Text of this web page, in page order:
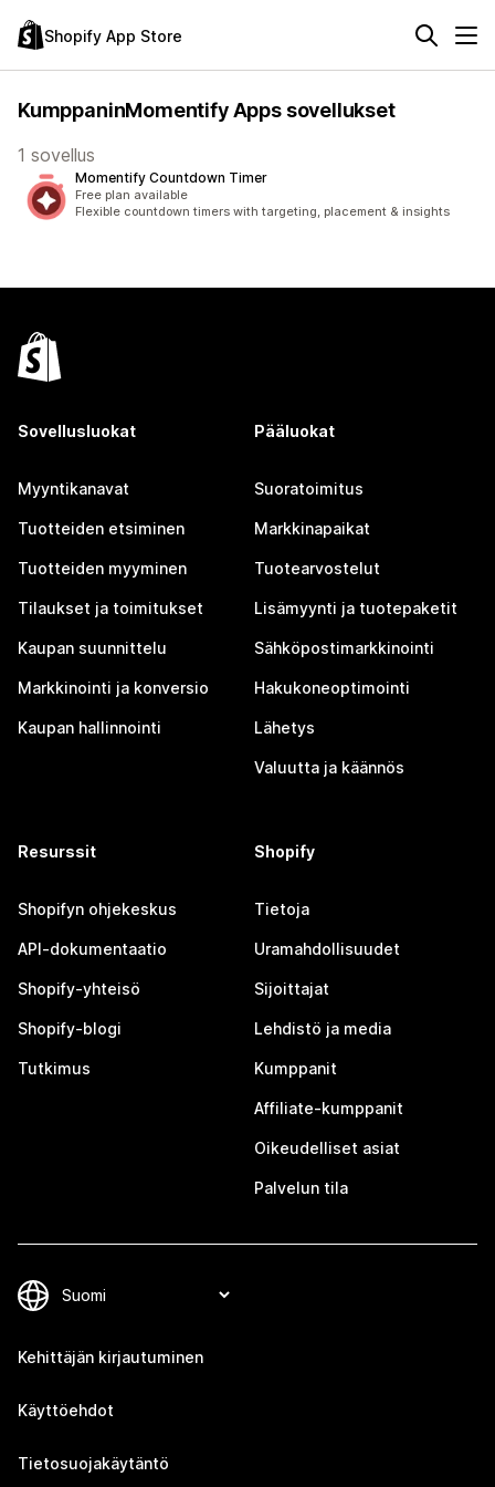
Shopify App Store
KumppaninMomentify Apps sovellukset
1 sovellus
Momentify Countdown Timer
Free plan available
Flexible countdown timers with targeting, placement & insights
Sovellusluokat
Myyntikanavat
Tuotteiden etsiminen
Tuotteiden myyminen
Tilaukset ja toimitukset
Kaupan suunnittelu
Markkinointi ja konversio
Kaupan hallinnointi
Pääluokat
Suoratoimitus
Markkinapaikat
Tuotearvostelut
Lisämyynti ja tuotepaketit
Sähköpostimarkkinointi
Hakukoneoptimointi
Lähetys
Valuutta ja käännös
Resurssit
Shopifyn ohjekeskus
API-dokumentaatio
Shopify-yhteisö
Shopify-blogi
Tutkimus
Shopify
Tietoja
Uramahdollisuudet
Sijoittajat
Lehdistö ja media
Kumppanit
Affiliate-kumppanit
Oikeudelliset asiat
Palvelun tila
Kehittäjän kirjautuminen
Käyttöehdot
Tietosuojakäytäntö